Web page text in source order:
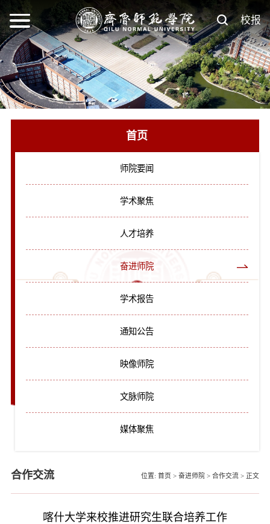
校报
首页
师院要闻
学术聚焦
人才培养
奋进师院
学术报告
通知公告
映像师院
文脉师院
媒体聚焦
合作交流 位置: 首页 > 奋进师院 > 合作交流 > 正文
喀什大学来校推进研究生联合培养工作